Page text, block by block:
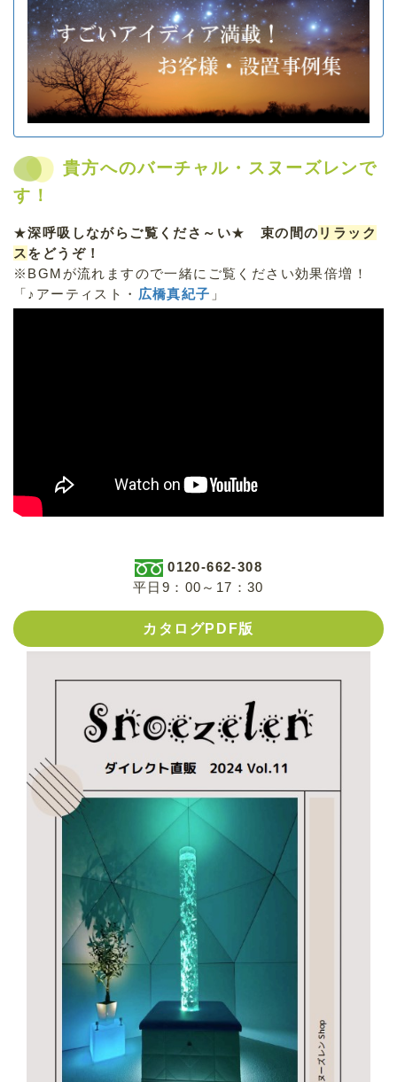
貴方へのバーチャル・スヌーズレンで
す！
★深呼吸しながらご覧くださ～い★ 束の間の リラック
スをどうぞ！
※BGMが流れますので一緒にご覧ください効果倍増！
「♪アーティスト・ 広橋真紀子 」
0120-662-308
平日9：00～17：30
カタログPDF版